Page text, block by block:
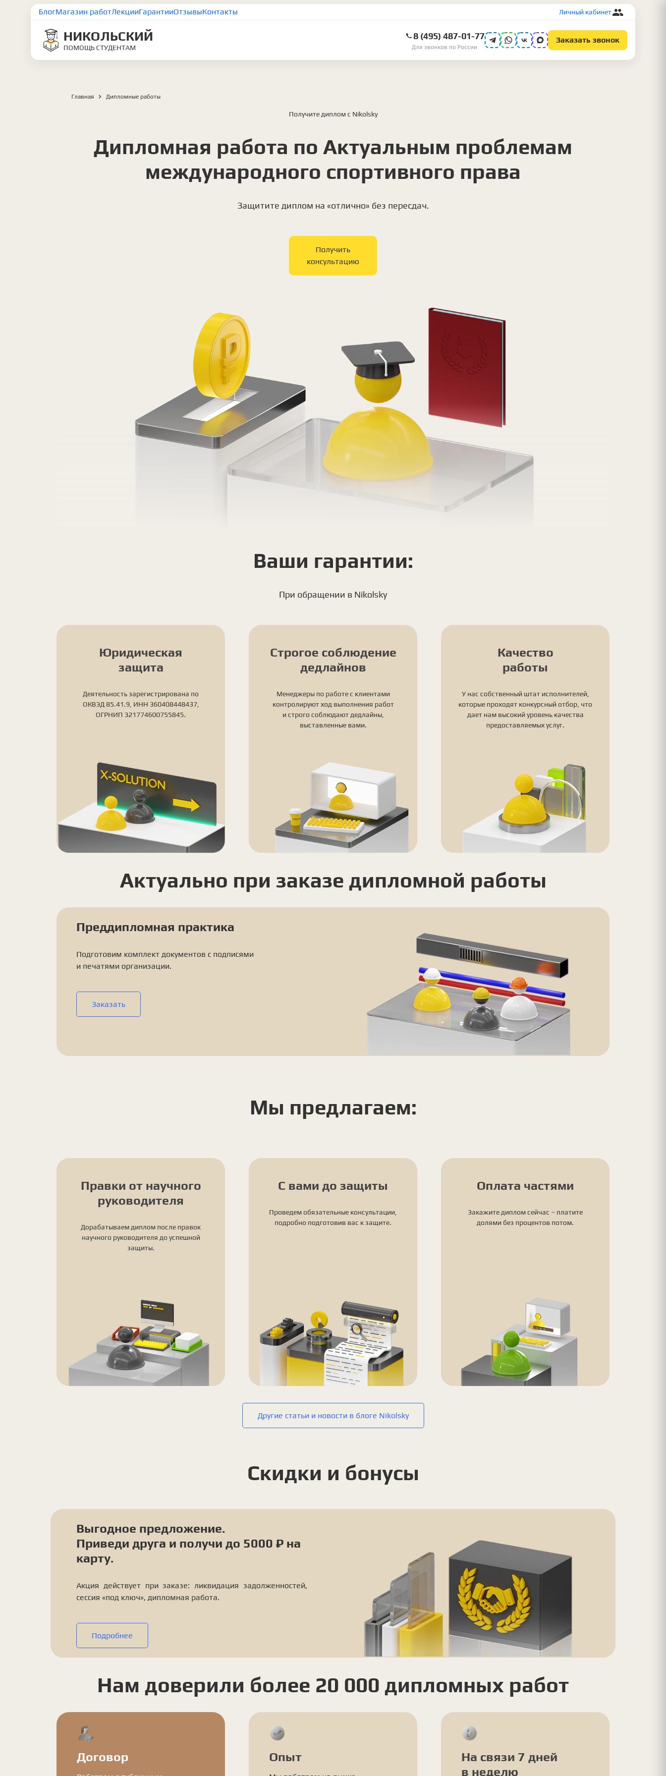
БлогМагазин работЛекцииГарантииОтзывыКонтакты Личный кабинет
НИКОЛЬСКИЙ
ПОМОЩЬ СТУДЕНТАМ
8 (495) 487-01-77
Для звонков по России
Заказать звонок
Главная Дипломные работы
Получите диплом с Nikolsky
Дипломная работа по Актуальным проблемам
международного спортивного права
Защитите диплом на «отлично» без пересдач.
Получить
консультацию
Ваши гарантии:
При обращении в Nikolsky
Юридическая
защита
Деятельность зарегистрирована по
ОКВЭД 85.41.9, ИНН 360408448437,
ОГРНИП 321774600755845.
Строгое соблюдение
дедлайнов
Менеджеры по работе с клиентами
контролируют ход выполнения работ
и строго соблюдают дедлайны,
выставленные вами.
Качество
работы
У нас собственный штат исполнителей,
которые проходят конкурсный отбор, что
дает нам высокий уровень качества
предоставляемых услуг.
Актуально при заказе дипломной работы
Преддипломная практика
Подготовим комплект документов с подписями
и печатями организации.
Заказать
Мы предлагаем:
Правки от научного
руководителя
Дорабатываем диплом после правок
научного руководителя до успешной
защиты.
С вами до защиты
Проведем обязательные консультации,
подробно подготовив вас к защите.
Оплата частями
Закажите диплом сейчас – платите
долями без процентов потом.
Другие статьи и новости в блоге Nikolsky
Скидки и бонусы
Выгодное предложение.
Приведи друга и получи до 5000 ₽ на
карту.
Акция действует при заказе: ликвидация задолженностей,
сессия «под ключ», дипломная работа.
Подробнее
Нам доверили более 20 000 дипломных работ
Договор Опыт
На связи 7 дней
в неделю